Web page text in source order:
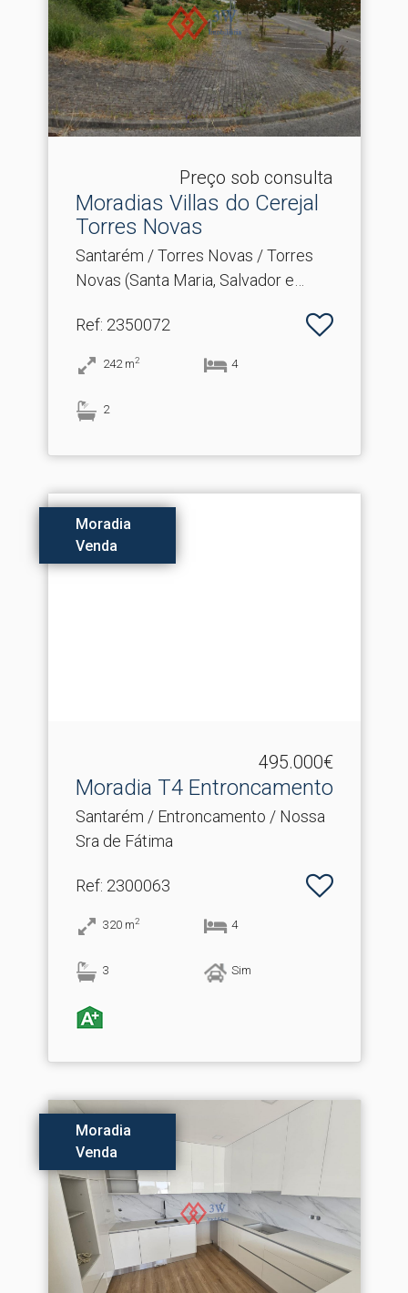
Preço sob consulta
Moradias Villas do Cerejal
Torres Novas
Santarém / Torres Novas / Torres
Novas (Santa Maria, Salvador e
Ref: 2350072
242 m2 4
2
Moradia
Venda
495.000€
Moradia T4 Entroncamento
Santarém / Entroncamento / Nossa
Sra de Fátima
Ref: 2300063
320 m2 4
3 Sim
Moradia
Venda